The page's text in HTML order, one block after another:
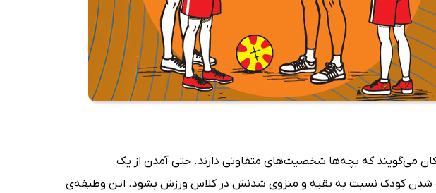
می‌گویند که بچه‌ها شخصیت‌های متفاوتی دارند. حتی آمدن از یک
شدن کودک نسبت به بقیه و منزوی شدنش در کلاس ورزش بشود. این وظیفه‌ی